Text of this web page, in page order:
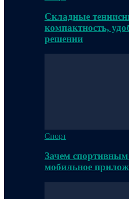
Складные
компактность,
решении
Спорт
Зачем
мобильное